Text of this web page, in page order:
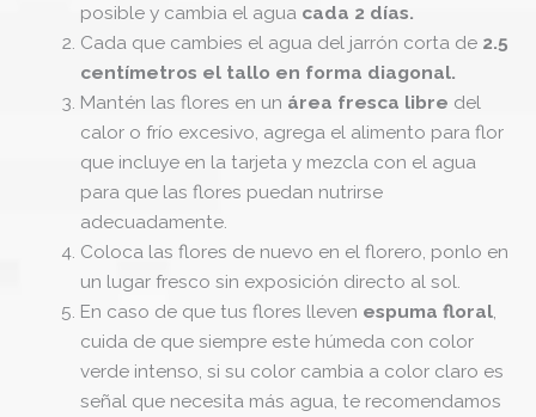
posible y cambia el agua cada 2 días.
Cada que cambies el agua del jarrón corta de 2.5
centímetros el tallo en forma diagonal.
Mantén las flores en un área fresca libre del
calor o frío excesivo, agrega el alimento para flor
que incluye en la tarjeta y mezcla con el agua
para que las flores puedan nutrirse
adecuadamente.
Coloca las flores de nuevo en el florero, ponlo en
un lugar fresco sin exposición directo al sol.
En caso de que tus flores lleven espuma floral,
cuida de que siempre este húmeda con color
verde intenso, si su color cambia a color claro es
señal que necesita más agua, te recomendamos